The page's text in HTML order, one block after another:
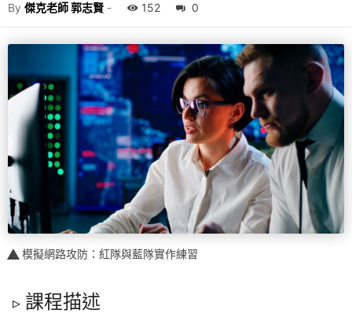
By 傑克老師 郭志賢- 152 0
模擬網路攻防：紅隊與藍隊實作練習
課程描述